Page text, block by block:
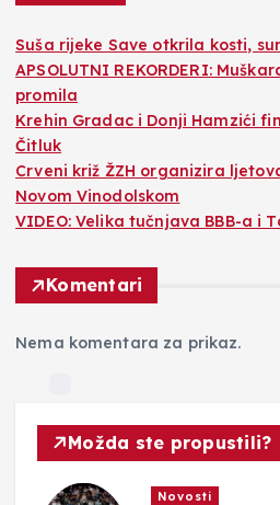
Suša rijeke Save otkrila kosti,
APSOLUTNI REKORDERI:
promila
Krehin Gradac i Donji Hamzići
Čitluk
Crveni križ ŽZH organizira
Novom Vinodolskom
VIDEO: Velika tučnjava BBB-a i
Komentari
Nema komentara za prikaz.
Možda ste propustili?
Novosti